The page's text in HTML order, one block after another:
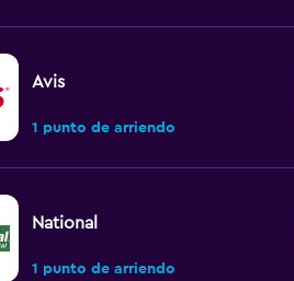
Avis
1 punto de arriendo
National
1 punto de arriendo